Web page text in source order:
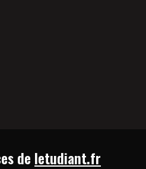
de letudiant.fr